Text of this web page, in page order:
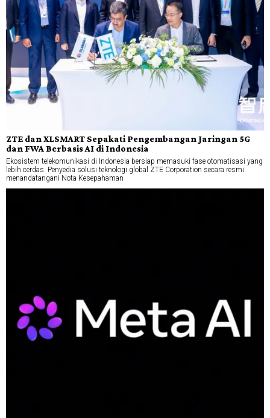
ZTE dan XLSMART Sepakati Pengembangan Jaringan 5G
dan FWA Berbasis AI di Indonesia
Ekosistem telekomunikasi di Indonesia bersiap memasuki fase otomatisasi yang
lebih cerdas. Penyedia solusi teknologi global ZTE Corporation secara resmi
menandatangani Nota Kesepahaman